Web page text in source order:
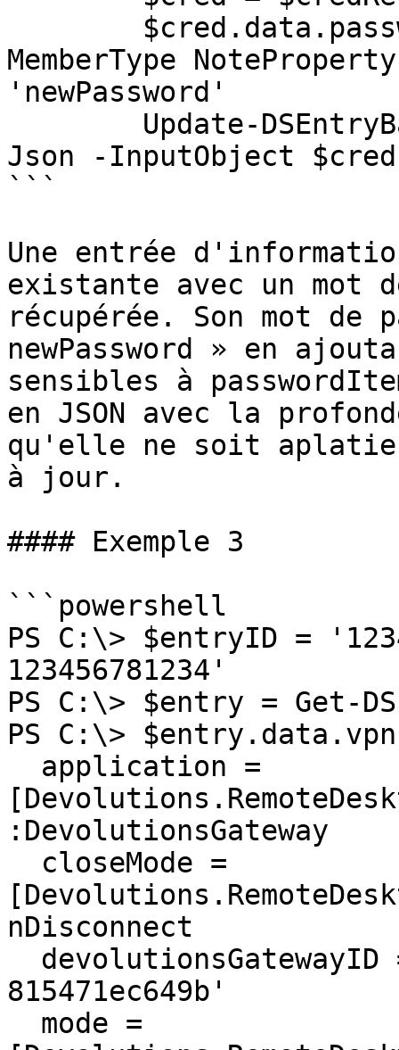
MemberType
'newPassword'
Json -InputObject
```
Une entrée
existante avec un mot
récupérée. Son mot de
newPassword » en
sensibles à
en JSON avec la
qu'elle ne soit
à jour.
#### Exemple 3
```powershell
PS C:\> $entryID =
123456781234'
PS C:\> $entry = Get-
PS C:\>
:DevolutionsGateway
nDisconnect
815471ec649b'